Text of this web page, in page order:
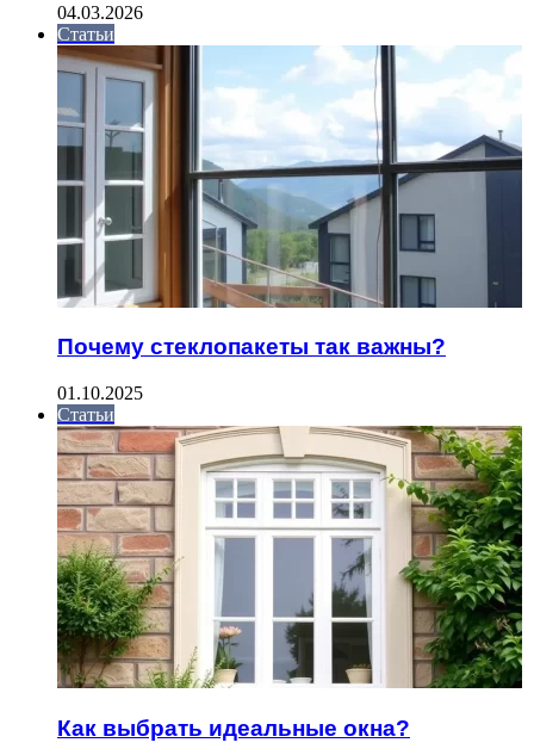
04.03.2026
Статьи
Почему стеклопакеты так важны?
01.10.2025
Статьи
Как выбрать идеальные окна?